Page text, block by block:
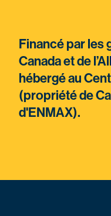
Financé par les
Canada et de
hébergé au
(propriété de
d'ENMAX).